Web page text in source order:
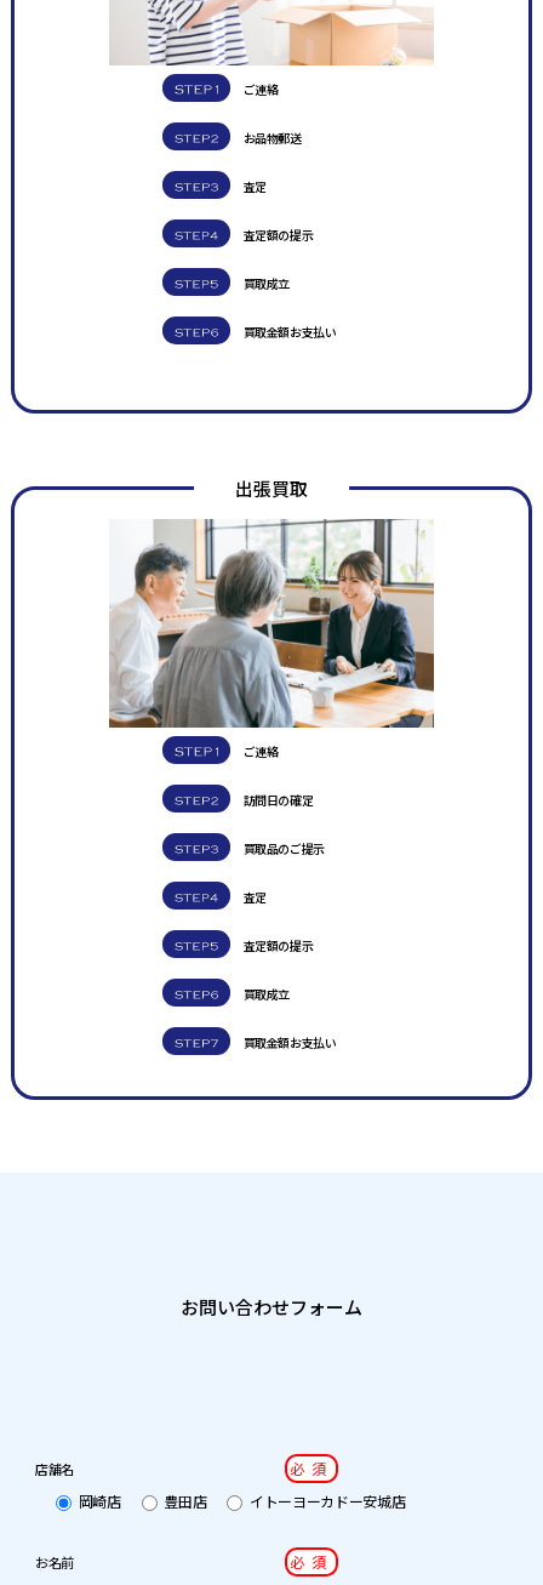
ご連絡
お品物郵送
査定
査定額の提示
買取成立
買取金額お支払い
出張買取
ご連絡
訪問日の確定
買取品のご提示
査定
査定額の提示
買取成立
買取金額お支払い
お問い合わせフォーム
店舗名
必須
岡崎店
豊田店 イトーヨーカドー安城店
お名前 必須